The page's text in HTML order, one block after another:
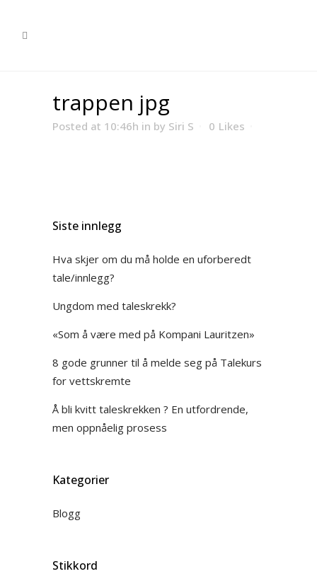
trappen jpg
Posted at 10:46h in by Siri S 0 Likes
Siste innlegg
Hva skjer om du må holde en uforberedt
tale/innlegg?
Ungdom med taleskrekk?
«Som å være med på Kompani Lauritzen»
8 gode grunner til å melde seg på Talekurs
for vettskremte
Å bli kvitt taleskrekken ? En utfordrende,
men oppnåelig prosess
Kategorier
Blogg
Stikkord